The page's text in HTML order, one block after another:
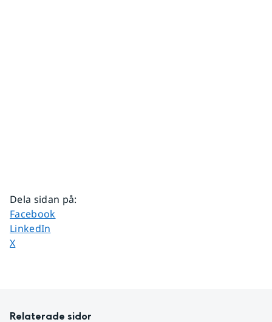
Dela sidan på:
Dela sidan på
Facebook
Dela sidan på
LinkedIn
Dela sidan på
X
Relaterade sidor